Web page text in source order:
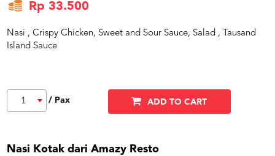
Rp 33.500
Nasi , Crispy Chicken, Sweet and Sour Sauce, Salad , Tausand
Island Sauce
1 / Pax ADD TO CART
Nasi Kotak dari Amazy Resto